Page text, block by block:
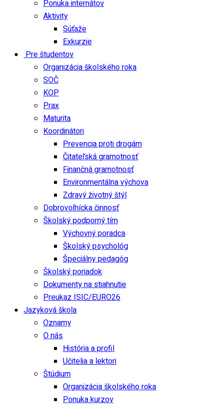
Ponuka internátov
Aktivity
Súťaže
Exkurzie
Pre študentov
Organizácia školského roka
SOČ
KOP
Prax
Maturita
Koordinátori
Prevencia proti drogám
Čitateľská gramotnosť
Finančná gramotnosť
Environmentálna výchova
Zdravý životný štýl
Dobrovoľnícka činnosť
Školský podporný tím
Výchovný poradca
Školský psychológ
Špeciálny pedagóg
Školský poriadok
Dokumenty na stiahnutie
Preukaz ISIC/EURO26
Jazyková škola
Oznamy
O nás
História a profil
Učitelia a lektori
Štúdium
Organizácia školského roka
Ponuka kurzov